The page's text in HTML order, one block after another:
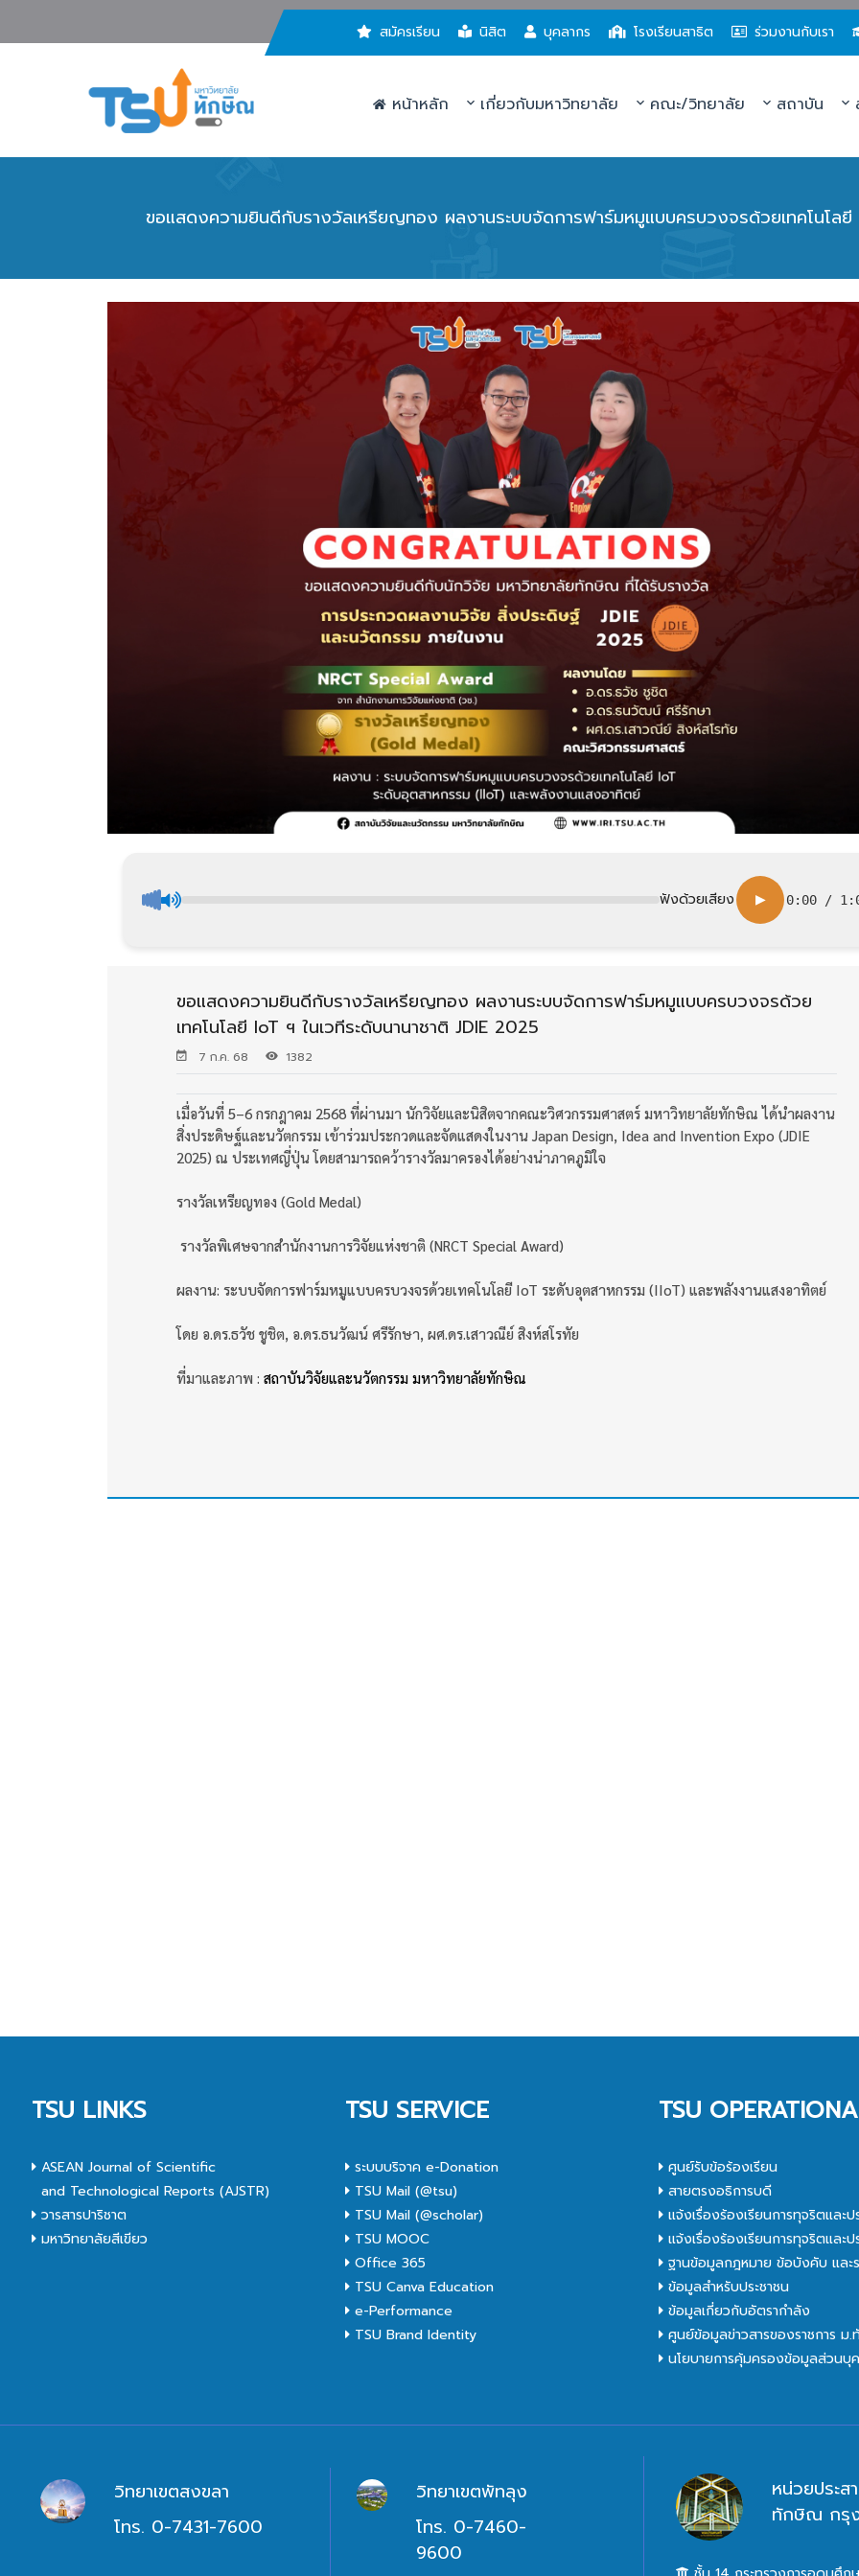
สมัครเรียน นิสิต บุคลากร โรงเรียนสาธิต ร่วมงานกับเรา
หน้าหลัก เกี่ยวกับมหาวิทยาลัย คณะ/วิทยาลัย สถาบัน
ขอแสดงความยินดีกับรางวัลเหรียญทอง ผลงานระบบจัดการฟาร์มหมูแบบครบวงจรด้วยเทคโนโลยี
ฟังด้วยเสียง ▶ 0:00 /
ขอแสดงความยินดีกับรางวัลเหรียญทอง ผลงานระบบจัดการฟาร์มหมูแบบครบวงจรด้วย
เทคโนโลยี IoT ฯ ในเวทีระดับนานาชาติ JDIE 2025
7 ก.ค. 68 1382
เมื่อวันที่ 5–6 กรกฎาคม 2568 ที่ผ่านมา นักวิจัยและนิสิตจากคณะวิศวกรรมศาสตร์ มหาวิทยาลัยทักษิณ ได้นำผลงาน
สิ่งประดิษฐ์และนวัตกรรม เข้าร่วมประกวดและจัดแสดงในงาน Japan Design, Idea and Invention Expo (JDIE
2025) ณ ประเทศญี่ปุ่น โดยสามารถคว้ารางวัลมาครองได้อย่างน่าภาคภูมิใจ
รางวัลเหรียญทอง (Gold Medal)
รางวัลพิเศษจากสำนักงานการวิจัยแห่งชาติ (NRCT Special Award)
ผลงาน: ระบบจัดการฟาร์มหมูแบบครบวงจรด้วยเทคโนโลยี IoT ระดับอุตสาหกรรม (IIoT) และพลังงานแสงอาทิตย์
โดย อ.ดร.ธวัช ชูชิต, อ.ดร.ธนวัฒน์ ศรีรักษา, ผศ.ดร.เสาวณีย์ สิงห์สโรทัย
ที่มาและภาพ : สถาบันวิจัยและนวัตกรรม มหาวิทยาลัยทักษิณ
TSU LINKS
ASEAN Journal of Scientific
and Technological Reports (AJSTR)
วารสารปาริชาต
มหาวิทยาลัยสีเขียว
TSU SERVICE
ระบบบริจาค e-Donation
TSU Mail (@tsu)
TSU Mail (@scholar)
TSU MOOC
Office 365
TSU Canva Education
e-Performance
TSU Brand Identity
TSU
ศูนย์รับข้อร้องเรียน
สายตรงอธิการบดี
แจ้งเรื่องร้องเรียนการทุจริตและ
แจ้งเรื่องร้องเรียนการทุจริตและ
ฐานข้อมูลกฎหมาย ข้อบังคับ และร
ข้อมูลสำหรับประชาชน
ข้อมูลเกี่ยวกับอัตรากำลัง
ศูนย์ข้อมูลข่าวสารของราชการ
นโยบายการคุ้มครองข้อมูลส่วนบุ
วิทยาเขตสงขลา
โทร. 0-7431-7600
วิทยาเขตพัทลุง
โทร. 0-7460-
9600
หน่วยประส
ทักษิณ กรุ